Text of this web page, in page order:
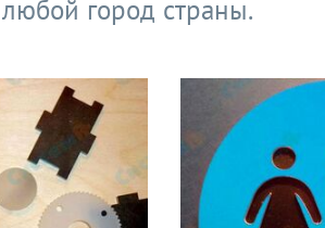
город страны.